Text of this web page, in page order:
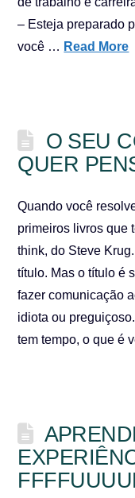
– Esteja preparado
você … Read More
O SEU
QUER
Quando você
primeiros livros que
think, do Steve
título. Mas o título é
fazer comunicação
idiota ou
tem tempo, o que é